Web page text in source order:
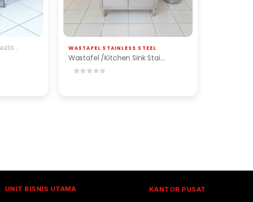
Besi
STEEL WASTAFEL STAINLESS STEEL
Wastafel /Kitchen Sink Stainless
UNIT BISNIS UTAMA KANTOR PUSAT